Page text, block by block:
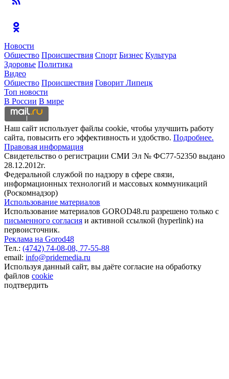
Новости
Общество Происшествия Спорт Бизнес Культура
Здоровье Политика
Видео
Общество Происшествия Говорит Липецк
Топ новости
В России В мире
Наш сайт использует файлы cookie, чтобы улучшить работу
сайта, повысить его эффективность и удобство. Подробнее.
Правовая информация
Свидетельство о регистрации СМИ Эл № ФС77-52350 выдано
28.12.2012г.
Федеральной службой по надзору в сфере связи,
информационных технологий и массовых коммуникаций
(Роскомнадзор)
Использование материалов
Использование материалов GOROD48.ru разрешено только с
письменного согласия и активной ссылкой (hyperlink) на
первоисточник.
Реклама на Gorod48
Тел.: (4742) 74-08-08, 77-55-88
email: info@pridemedia.ru
Используя данный сайт, вы даёте согласие на обработку
файлов cookie
подтвердить